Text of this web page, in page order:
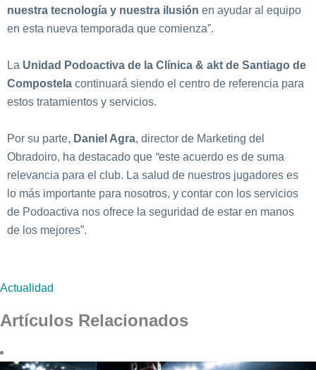
nuestra tecnología y nuestra ilusión en ayudar al equipo
en esta nueva temporada que comienza”.
La Unidad Podoactiva de la Clínica & akt de Santiago de
Compostela continuará siendo el centro de referencia para
estos tratamientos y servicios.
Por su parte, Daniel Agra, director de Marketing del
Obradoiro, ha destacado que “este acuerdo es de suma
relevancia para el club. La salud de nuestros jugadores es
lo más importante para nosotros, y contar con los servicios
de Podoactiva nos ofrece la seguridad de estar en manos
de los mejores”.
Actualidad
Artículos Relacionados